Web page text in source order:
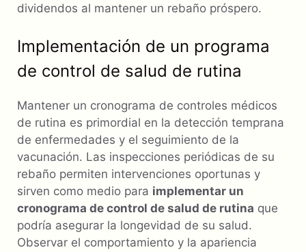
dividendos al mantener un rebaño próspero.
Implementación de un programa
de control de salud de rutina
Mantener un cronograma de controles médicos
de rutina es primordial en la detección temprana
de enfermedades y el seguimiento de la
vacunación. Las inspecciones periódicas de su
rebaño permiten intervenciones oportunas y
sirven como medio para implementar un
cronograma de control de salud de rutina que
podría asegurar la longevidad de su salud.
Observar el comportamiento y la apariencia